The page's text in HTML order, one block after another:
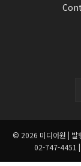
© 2026 미디어원 | 발
02-747-4451